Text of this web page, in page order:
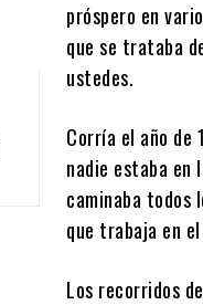
próspero en
que se trataba
ustedes.
Corría el año de
nadie estaba en
caminaba todos
que trabaja en
Los recorridos